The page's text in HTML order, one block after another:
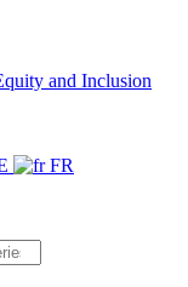
and Inclusion
FR